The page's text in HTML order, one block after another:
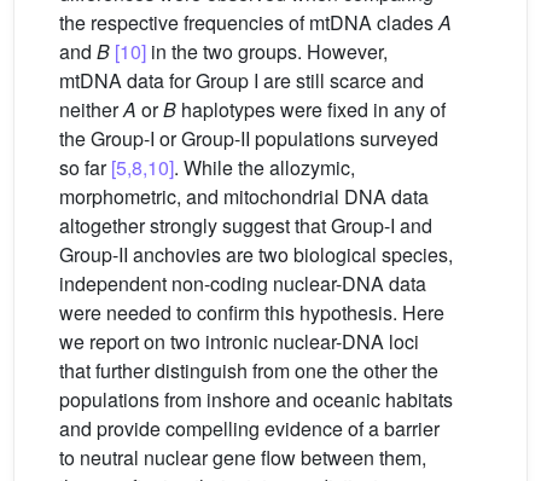
the respective frequencies of mtDNA cladesA
and B [10] in the two groups. However,
mtDNA data for Group I are still scarce and
neitherA orB haplotypes were fixed in any of
the Group-I or Group-II populations surveyed
so far[5,8,10]. While the allozymic,
morphometric, and mitochondrial DNA data
altogether strongly suggest that Group-I and
Group-II anchovies are two biological species,
independent non-coding nuclear-DNA data
were needed to confirm this hypothesis. Here
we report on two intronic nuclear-DNA loci
that further distinguish from one the other the
populations from inshore and oceanic habitats
and provide compelling evidence of a barrier
to neutral nuclear gene flow between them,